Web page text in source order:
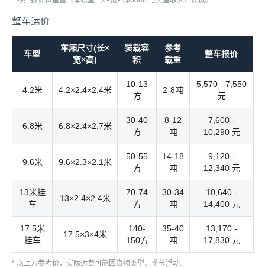
整车运价
车型
车厢尺寸(长×
宽×高)
装载容
积
参考
载重
整车报价
4.2米 4.2×2.4×2.4米
10-13
方
2-8吨
5,570 - 7,550
元
6.8米 6.8×2.4×2.7米
30-40
方
8-12
吨
7,600 -
10,290 元
9.6米 9.6×2.3×2.1米
50-55
方
14-18
吨
9,120 -
12,340 元
13米挂
车
13×2.4×2.4米
70-74
方
30-34
吨
10,640 -
14,400 元
17.5米
挂车
17.5×3×4米
140-
150方
35-40
吨
13,170 -
17,830 元
* 以上为参考价，实际运费可能因货物类型、季节浮动。